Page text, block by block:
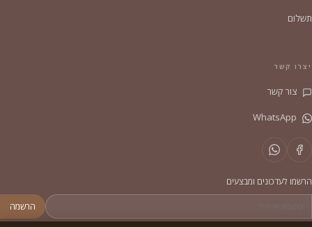
תשלום
יצרו קשר
צור קשר
הרשמו לעדכונים ומבצעים
הרשמה